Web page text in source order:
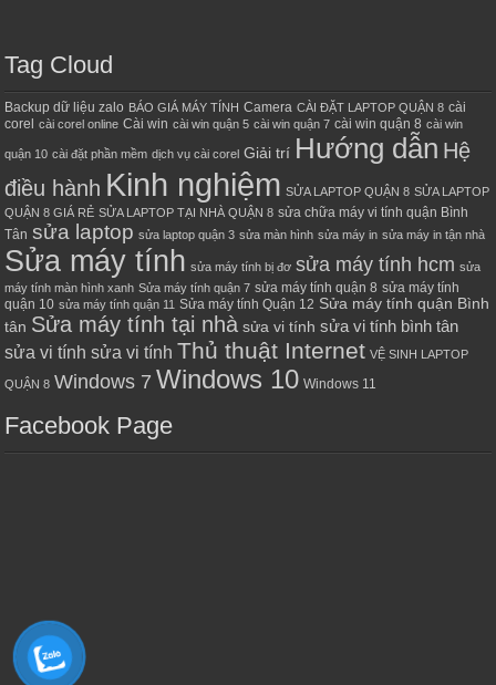
Tag Cloud
Backup dữ liệu zalo BÁO GIÁ MÁY TÍNH Camera CÀI ĐẶT LAPTOP QUẬN 8 cài
corel
cài corel online Cài win cài win quận 5 cài win quận 7 cài win quận 8 cài win
quận 10 cài đặt phần mềm dịch vụ cài corel Giải trí Hướng dẫn Hệ
điều hành Kinh nghiệm SỬA LAPTOP QUẬN 8 SỬA LAPTOP
QUẬN 8 GIÁ RẺ SỬA LAPTOP TẠI NHÀ QUẬN 8 sửa chữa máy vi tính quận Bình
Tân sửa laptop sửa laptop quận 3 sửa màn hình sửa máy in sửa máy in tận nhà
Sửa máy tính sửa máy tính bị đơ sửa máy tính hcm sửa
máy tính màn hình xanh Sửa máy tính quận 7 sửa máy tính quận 8 sửa máy tính
quận 10 sửa máy tính quận 11 Sửa máy tính Quận 12 Sửa máy tính quận Bình
tân Sửa máy tính tại nhà sửa vi tính sửa vi tính bình tân
sửa vi tính sửa vi tính Thủ thuật Internet VỆ SINH LAPTOP
QUẬN 8 Windows 7 Windows 10 Windows 11
Facebook Page